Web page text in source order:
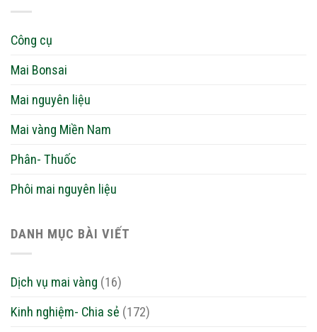
Công cụ
Mai Bonsai
Mai nguyên liệu
Mai vàng Miền Nam
Phân- Thuốc
Phôi mai nguyên liệu
DANH MỤC BÀI VIẾT
Dịch vụ mai vàng (16)
Kinh nghiệm- Chia sẻ (172)